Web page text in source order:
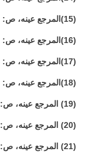
(15) المرجع عينه، ص: 162
(16) المرجع عينه، ص: 163
(17) المرجع عينه، ص: 164
(18) المرجع عينه، ص: 20
(19) المرجع عينه، ص: 177
(20) المرجع عينه، ص: 180
(21) المرجع عينه، ص: 176